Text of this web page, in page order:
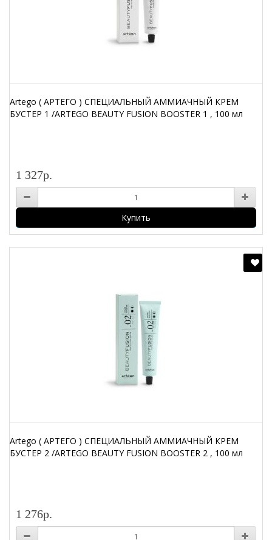
Artego ( АРТЕГО ) СПЕЦИАЛЬНЫЙ АММИАЧНЫЙ КРЕМ
БУСТЕР 1 /ARTEGO BEAUTY FUSION BOOSTER 1 , 100 мл
1 327р.
Купить
Artego ( АРТЕГО ) СПЕЦИАЛЬНЫЙ АММИАЧНЫЙ КРЕМ
БУСТЕР 2 /ARTEGO BEAUTY FUSION BOOSTER 2 , 100 мл
1 276р.